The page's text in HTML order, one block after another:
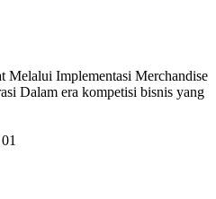
Melalui Implementasi Merchandise
Dalam era kompetisi bisnis yang